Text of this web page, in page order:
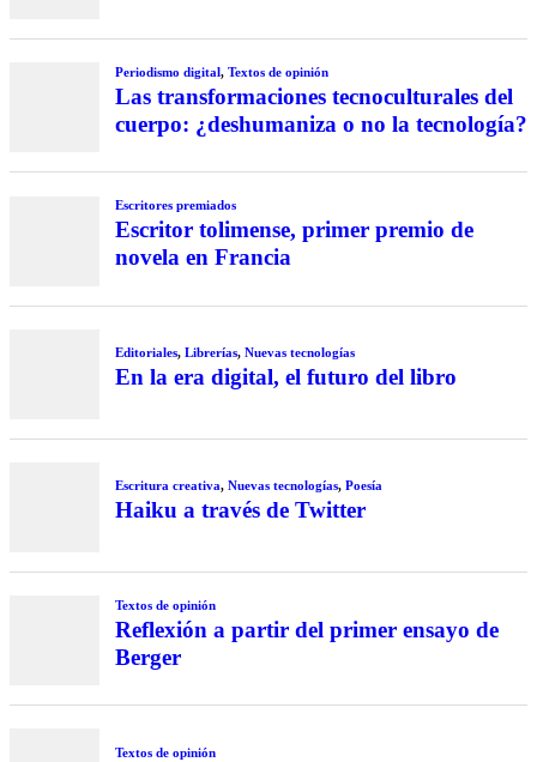
Periodismo digital, Textos de opinión
Las transformaciones tecnoculturales del
cuerpo: ¿deshumaniza o no la tecnología?
Escritores premiados
Escritor tolimense, primer premio de
novela en Francia
Editoriales, Librerías, Nuevas tecnologías
En la era digital, el futuro del libro
Escritura creativa, Nuevas tecnologías, Poesía
Haiku a través de Twitter
Textos de opinión
Reflexión a partir del primer ensayo de
Berger
Textos de opinión